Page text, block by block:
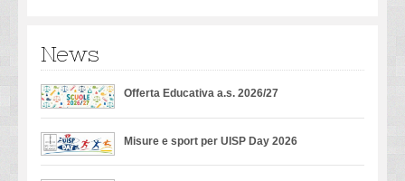
News
Offerta Educativa a.s. 2026/27
Misure e sport per UISP Day 2026